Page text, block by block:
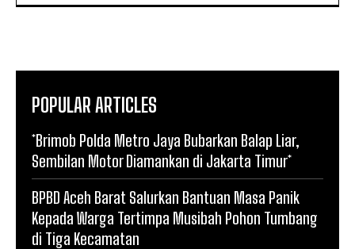
POPULAR ARTICLES
*Brimob Polda Metro Jaya Bubarkan Balap Liar,
Sembilan Motor Diamankan di Jakarta Timur*
BPBD Aceh Barat Salurkan Bantuan Masa Panik
Kepada Warga Tertimpa Musibah Pohon Tumbang
di Tiga Kecamatan